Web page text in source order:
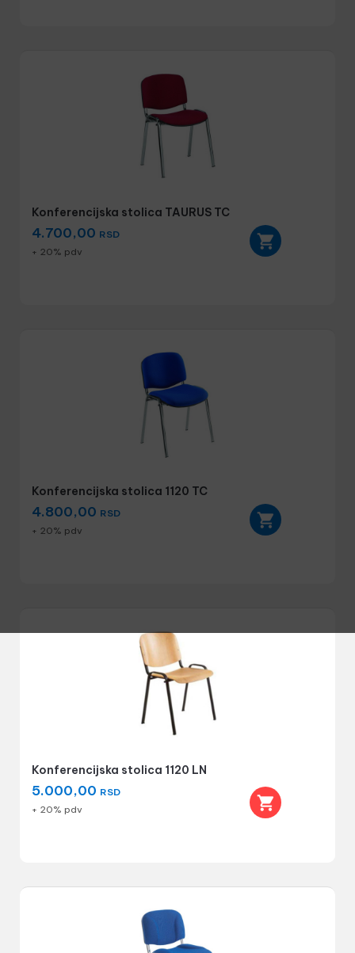
Konferencijska stolica TAURUS TC
4.700,00 RSD
+ 20% pdv
Konferencijska stolica 1120 TC
4.800,00 RSD
+ 20% pdv
Konferencijska stolica 1120 LN
5.000,00 RSD
+ 20% pdv